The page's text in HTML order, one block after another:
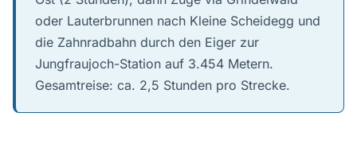
oder Lauterbrunnen nach Kleine Scheidegg und
die Zahnradbahn durch den Eiger zur
Jungfraujoch-Station auf 3.454 Metern.
Gesamtreise: ca. 2,5 Stunden pro Strecke.